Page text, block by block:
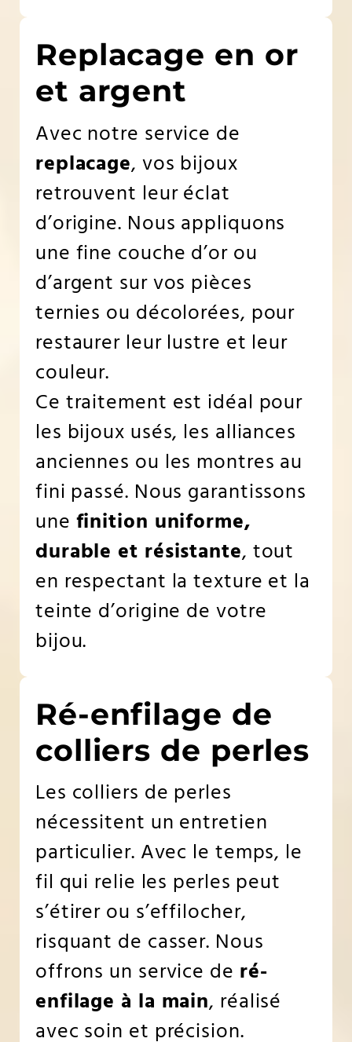
Replacage en or
et argent
Avec notre service de
replacage, vos bijoux
retrouvent leur éclat
d’origine. Nous appliquons
une fine couche d’or ou
d’argent sur vos pièces
ternies ou décolorées, pour
restaurer leur lustre et leur
couleur.
Ce traitement est idéal pour
les bijoux usés, les alliances
anciennes ou les montres au
fini passé. Nous garantissons
une finition uniforme,
durable et résistante, tout
en respectant la texture et la
teinte d’origine de votre
bijou.
Ré-enfilage de
colliers de perles
Les colliers de perles
nécessitent un entretien
particulier. Avec le temps, le
fil qui relie les perles peut
s’étirer ou s’effilocher,
risquant de casser. Nous
offrons un service de ré-
enfilage à la main, réalisé
avec soin et précision.